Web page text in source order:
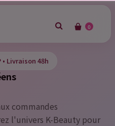
0
Livraison 48h
commandes
l'univers K-Beauty pour
products in your wish